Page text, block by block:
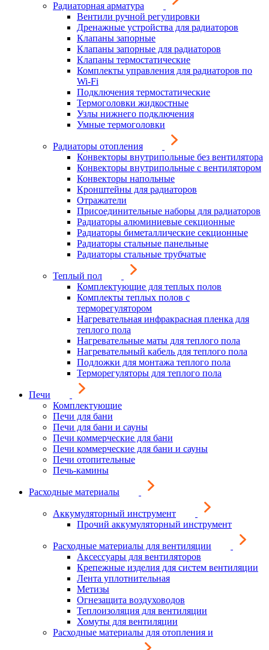
Радиаторная арматура
Вентили ручной регулировки
Дренажные устройства для радиаторов
Клапаны запорные
Клапаны запорные для радиаторов
Клапаны термостатические
Комплекты управления для радиаторов по
Wi-Fi
Подключения термостатические
Термоголовки жидкостные
Узлы нижнего подключения
Умные термоголовки
Радиаторы отопления
Конвекторы внутрипольные без вентилятора
Конвекторы внутрипольные с вентилятором
Конвекторы напольные
Кронштейны для радиаторов
Отражатели
Присоединительные наборы для радиаторов
Радиаторы алюминиевые секционные
Радиаторы биметаллические секционные
Радиаторы стальные панельные
Радиаторы стальные трубчатые
Теплый пол
Комплектующие для теплых полов
Комплекты теплых полов с
терморегулятором
Нагревательная инфракрасная пленка для
теплого пола
Нагревательные маты для теплого пола
Нагревательный кабель для теплого пола
Подложки для монтажа теплого пола
Терморегуляторы для теплого пола
Печи
Комплектующие
Печи для бани
Печи для бани и сауны
Печи коммерческие для бани
Печи коммерческие для бани и сауны
Печи отопительные
Печь-камины
Расходные материалы
Аккумуляторный инструмент
Прочий аккумуляторный инструмент
Расходные материалы для вентиляции
Аксессуары для вентиляторов
Крепежные изделия для систем вентиляции
Лента уплотнительная
Метизы
Огнезащита воздуховодов
Теплоизоляция для вентиляции
Хомуты для вентиляции
Расходные материалы для отопления и